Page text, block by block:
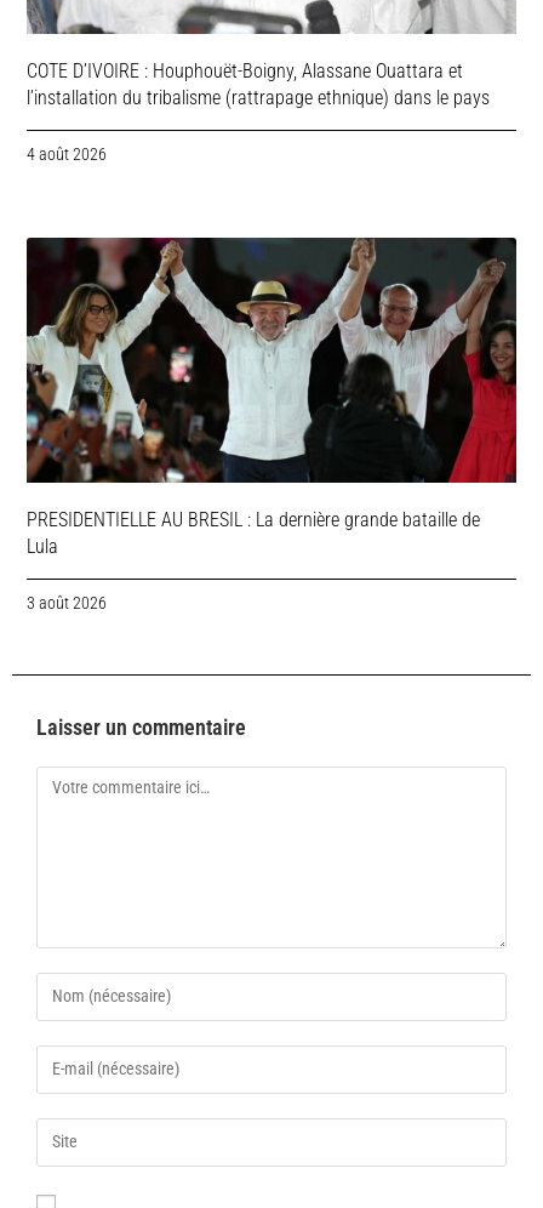
COTE D’IVOIRE : Houphouët-Boigny, Alassane Ouattara et
l’installation du tribalisme (rattrapage ethnique) dans le pays
4 août 2026
PRESIDENTIELLE AU BRESIL : La dernière grande bataille de
Lula
3 août 2026
Laisser un commentaire